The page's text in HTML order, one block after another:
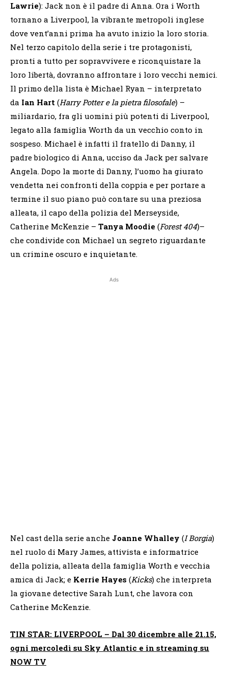
Lawrie): Jack non è il padre di Anna. Ora i Worth
tornano a Liverpool, la vibrante metropoli inglese
dove vent’anni prima ha avuto inizio la loro storia.
Nel terzo capitolo della serie i tre protagonisti,
pronti a tutto per sopravvivere e riconquistare la
loro libertà, dovranno affrontare i loro vecchi nemici.
Il primo della lista è Michael Ryan – interpretato
da Ian Hart (Harry Potter e la pietra filosofale) –
miliardario, fra gli uomini più potenti di Liverpool,
legato alla famiglia Worth da un vecchio conto in
sospeso. Michael è infatti il fratello di Danny, il
padre biologico di Anna, ucciso da Jack per salvare
Angela. Dopo la morte di Danny, l’uomo ha giurato
vendetta nei confronti della coppia e per portare a
termine il suo piano può contare su una preziosa
alleata, il capo della polizia del Merseyside,
Catherine McKenzie – Tanya Moodie (Forest 404)–
che condivide con Michael un segreto riguardante
un crimine oscuro e inquietante.
Ads
Nel cast della serie anche Joanne Whalley (I Borgia)
nel ruolo di Mary James, attivista e informatrice
della polizia, alleata della famiglia Worth e vecchia
amica di Jack; e Kerrie Hayes (Kicks) che interpreta
la giovane detective Sarah Lunt, che lavora con
Catherine McKenzie.
TIN STAR: LIVERPOOL – Dal 30 dicembre alle 21.15,
ogni mercoledì su Sky Atlantic e in streaming su
NOW TV